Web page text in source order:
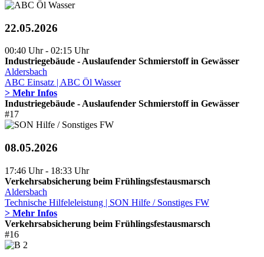
22.05.2026
00:40 Uhr - 02:15 Uhr
Industriegebäude - Auslaufender Schmierstoff in Gewässer
Aldersbach
ABC Einsatz | ABC Öl Wasser
> Mehr Infos
Industriegebäude - Auslaufender Schmierstoff in Gewässer
#17
08.05.2026
17:46 Uhr - 18:33 Uhr
Verkehrsabsicherung beim Frühlingsfestausmarsch
Aldersbach
Technische Hilfeleleistung | SON Hilfe / Sonstiges FW
> Mehr Infos
Verkehrsabsicherung beim Frühlingsfestausmarsch
#16